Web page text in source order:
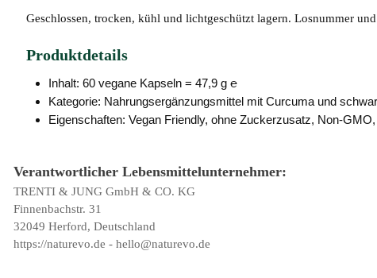
Geschlossen, trocken, kühl und lichtgeschützt lagern. Losnummer
Produktdetails
Inhalt: 60 vegane Kapseln = 47,9 g ℮
Kategorie: Nahrungsergänzungsmittel mit Curcuma und
Eigenschaften: Vegan Friendly, ohne Zuckerzusatz, Non-
Verantwortlicher Lebensmittelunternehmer:
TRENTI & JUNG GmbH & CO. KG
Finnenbachstr. 31
32049 Herford, Deutschland
https://naturevo.de - hello@naturevo.de